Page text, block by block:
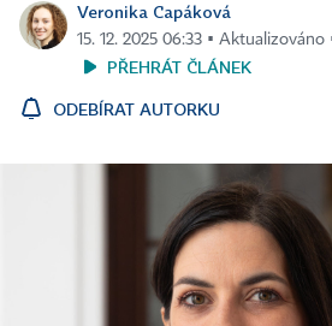
Veronika Capáková
15. 12. 2025 06:33 ▪ Aktualizováno
PŘEHRÁT ČLÁNEK
ODEBÍRAT AUTORKU